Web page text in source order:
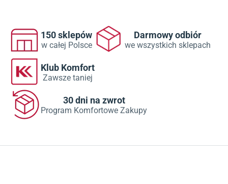
150 sklepów
w całej Polsce
Darmowy odbiór
we wszystkich sklepach
Klub Komfort
Zawsze taniej
30 dni na zwrot
Program Komfortowe Zakupy